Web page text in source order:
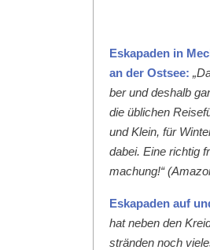
Eska­paden in
an der Ost­see:
ber und deshalb
die üblichen
und Klein, für
dabei. Eine richtig
machung!“
Eska­paden auf
hat neben den
strän­den noch